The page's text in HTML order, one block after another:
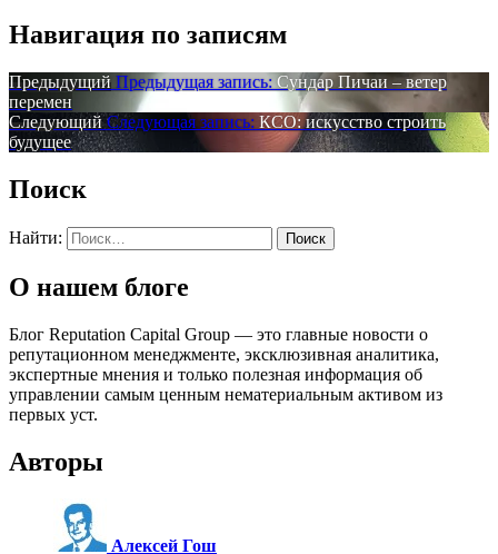
Навигация по записям
Предыдущий Предыдущая запись: Сундар Пичаи – ветер
перемен
Следующий Следующая запись: КСО: искусство строить
будущее
Поиск
Найти:
О нашем блоге
Блог Reputation Capital Group — это главные новости о
репутационном менеджменте, эксклюзивная аналитика,
экспертные мнения и только полезная информация об
управлении самым ценным нематериальным активом из
первых уст.
Авторы
Алексей Гош